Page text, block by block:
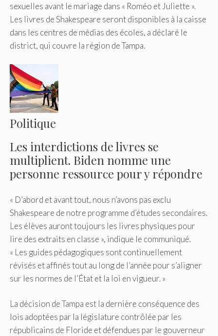
sexuelles avant le mariage dans « Roméo et Juliette ».
Les livres de Shakespeare seront disponibles à la caisse
dans les centres de médias des écoles, a déclaré le
district, qui couvre la région de Tampa.
Politique
Les interdictions de livres se
multiplient. Biden nomme une
personne ressource pour y répondre
« D’abord et avant tout, nous n’avons pas exclu
Shakespeare de notre programme d’études secondaires.
Les élèves auront toujours les livres physiques pour
lire des extraits en classe », indique le communiqué.
« Les guides pédagogiques sont continuellement
révisés et affinés tout au long de l’année pour s’aligner
sur les normes de l’État et la loi en vigueur. »
La décision de Tampa est la dernière conséquence des
lois adoptées par la législature contrôlée par les
républicains de Floride et défendues par le gouverneur